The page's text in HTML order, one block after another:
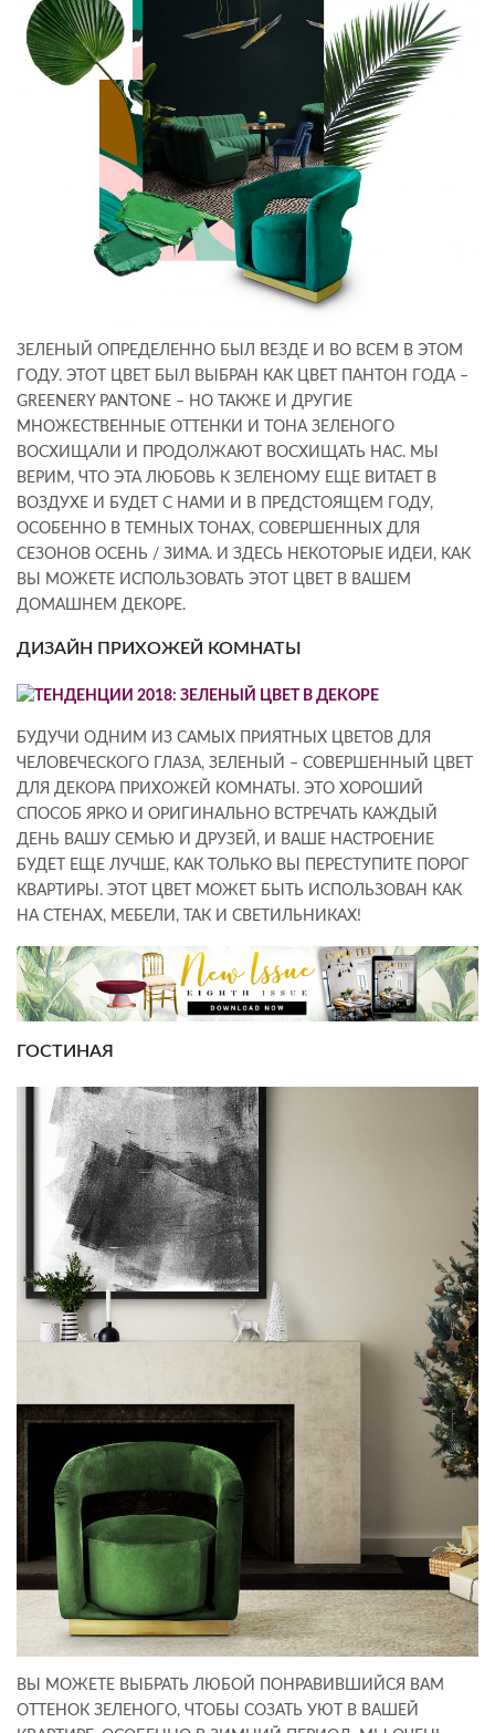
ЗЕЛЕНЫЙ ОПРЕДЕЛЕННО БЫЛ ВЕЗДЕ И ВО ВСЕМ В ЭТОМ
ГОДУ. ЭТОТ ЦВЕТ БЫЛ ВЫБРАН КАК ЦВЕТ ПАНТОН ГОДА –
GREENERY PANTONE – НО ТАКЖЕ И ДРУГИЕ
МНОЖЕСТВЕННЫЕ ОТТЕНКИ И ТОНА ЗЕЛЕНОГО
ВОСХИЩАЛИ И ПРОДОЛЖАЮТ ВОСХИЩАТЬ НАС. МЫ
ВЕРИМ, ЧТО ЭТА ЛЮБОВЬ К ЗЕЛЕНОМУ ЕЩЕ ВИТАЕТ В
ВОЗДУХЕ И БУДЕТ С НАМИ И В ПРЕДСТОЯЩЕМ ГОДУ,
ОСОБЕННО В ТЕМНЫХ ТОНАХ, СОВЕРШЕННЫХ ДЛЯ
СЕЗОНОВ ОСЕНЬ / ЗИМА. И ЗДЕСЬ НЕКОТОРЫЕ ИДЕИ, КАК
ВЫ МОЖЕТЕ ИСПОЛЬЗОВАТЬ ЭТОТ ЦВЕТ В ВАШЕМ
ДОМАШНЕМ ДЕКОРЕ.
ДИЗАЙН ПРИХОЖЕЙ КОМНАТЫ
БУДУЧИ ОДНИМ ИЗ САМЫХ ПРИЯТНЫХ ЦВЕТОВ ДЛЯ
ЧЕЛОВЕЧЕСКОГО ГЛАЗА, ЗЕЛЕНЫЙ – СОВЕРШЕННЫЙ ЦВЕТ
ДЛЯ ДЕКОРА ПРИХОЖЕЙ КОМНАТЫ. ЭТО ХОРОШИЙ
СПОСОБ ЯРКО И ОРИГИНАЛЬНО ВСТРЕЧАТЬ КАЖДЫЙ
ДЕНЬ ВАШУ СЕМЬЮ И ДРУЗЕЙ, И ВАШЕ НАСТРОЕНИЕ
БУДЕТ ЕЩЕ ЛУЧШЕ, КАК ТОЛЬКО ВЫ ПЕРЕСТУПИТЕ ПОРОГ
КВАРТИРЫ. ЭТОТ ЦВЕТ МОЖЕТ БЫТЬ ИСПОЛЬЗОВАН КАК
НА СТЕНАХ, МЕБЕЛИ, ТАК И СВЕТИЛЬНИКАХ!
ГОСТИНАЯ
ВЫ МОЖЕТЕ ВЫБРАТЬ ЛЮБОЙ ПОНРАВИВШИЙСЯ ВАМ
ОТТЕНОК ЗЕЛЕНОГО, ЧТОБЫ СОЗАТЬ УЮТ В ВАШЕЙ